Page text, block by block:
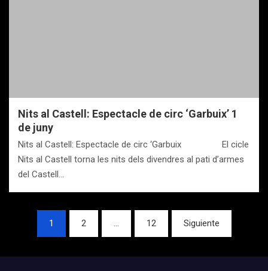
Nits al Castell: Espectacle de circ ‘Garbuix’ 1
de juny
Nits al Castell: Espectacle de circ ‘Garbuix El cicle
Nits al Castell torna les nits dels divendres al pati d’armes
del Castell…
Navegación
entradas
1 2 … 12 Siguiente